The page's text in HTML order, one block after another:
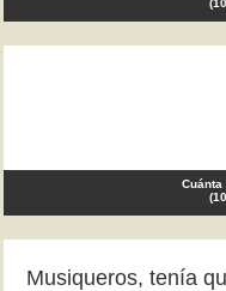
(10
Cuánta
(10
Musiqueros, tenía